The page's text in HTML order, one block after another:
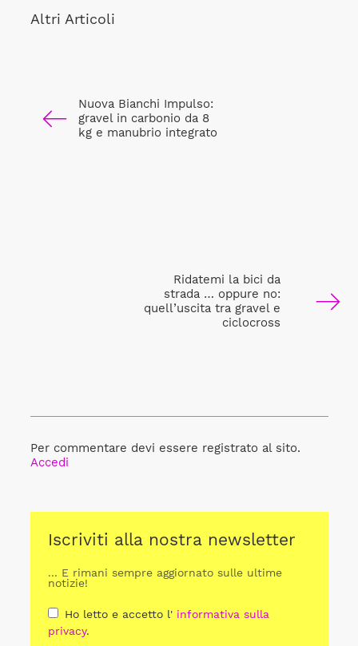
Altri Articoli
Nuova Bianchi Impulso:
gravel in carbonio da 8
kg e manubrio integrato
Ridatemi la bici da
strada … oppure no:
quell’uscita tra gravel e
ciclocross
Per commentare devi essere registrato al sito.
Accedi
Iscriviti alla nostra newsletter
... E rimani sempre aggiornato sulle ultime
notizie!
Ho letto e accetto l' informativa sulla
privacy.